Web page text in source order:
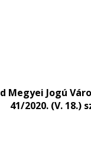
Megyei Jogú
41/2020. (V. 18.)